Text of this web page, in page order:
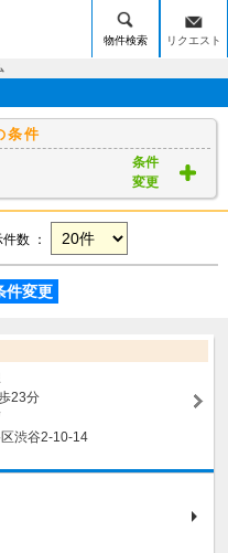
物件検索 リクエスト
条件
条件
変更
数 ：
件変更
23分
渋谷2-10-14